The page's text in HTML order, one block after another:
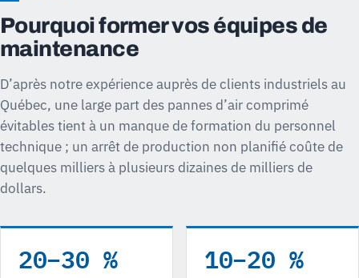
Pourquoi former vos équipes de
maintenance
D’après notre expérience auprès de clients industriels au
Québec, une large part des pannes d’air comprimé
évitables tient à un manque de formation du personnel
technique ; un arrêt de production non planifié coûte de
quelques milliers à plusieurs dizaines de milliers de
dollars.
20–30 % 10–20 %